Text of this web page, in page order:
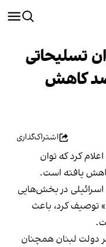
تسلیحاتی
حدود ۱۰ درصد کاهش
اشتراک‌گذاری
کرد که توان
در بخش‌هایی
توصیف کرد، باعث
دولت لبنان همچنان